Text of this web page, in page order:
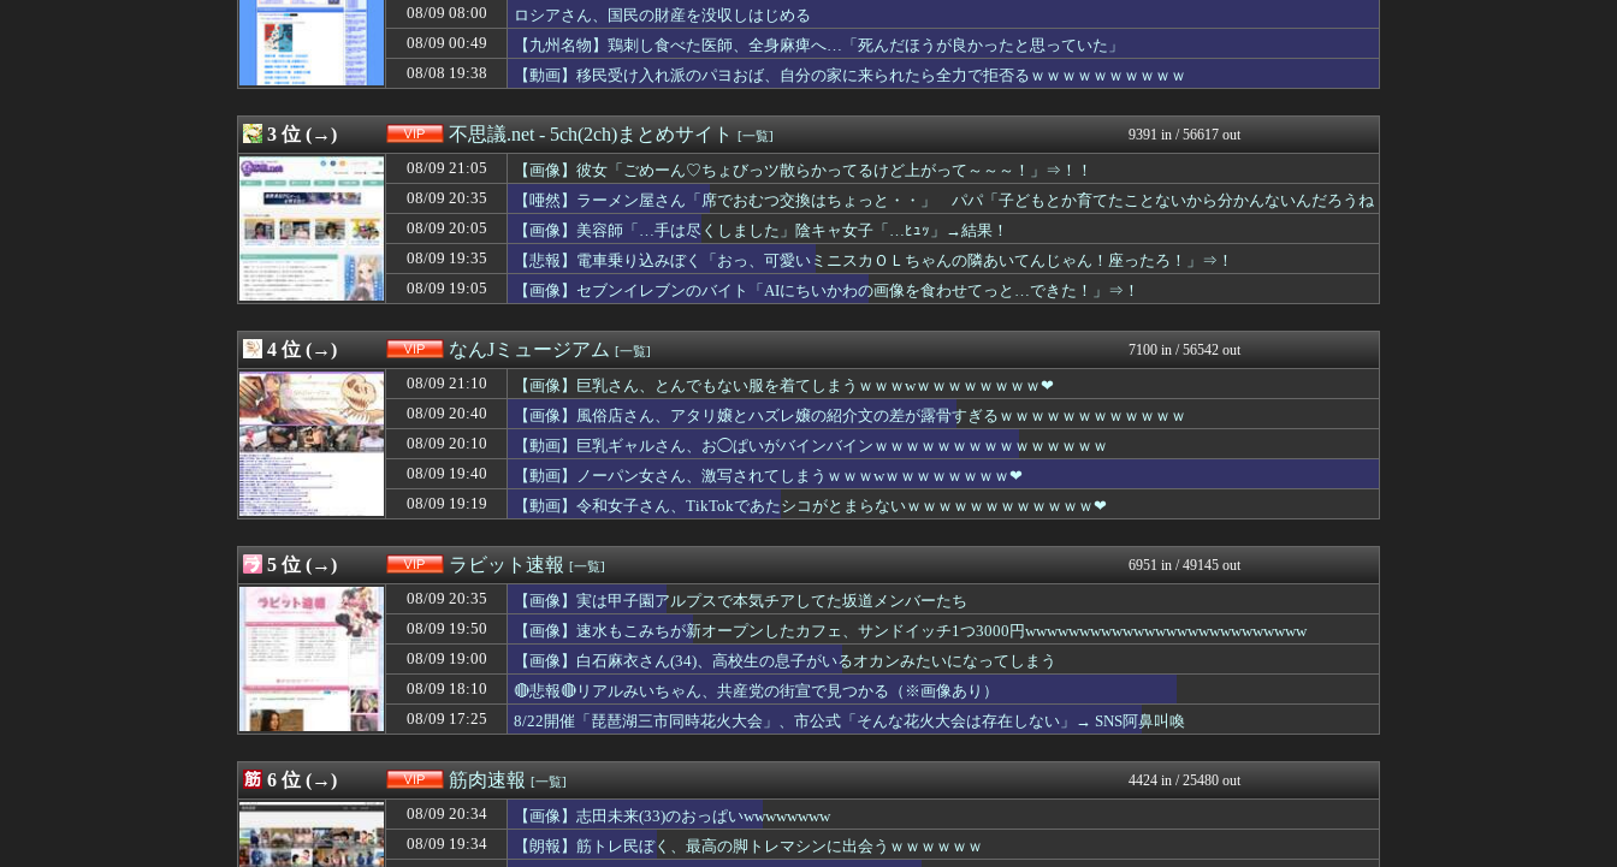
08/09 20:20
帰省ワイの1日、犬の散歩→パチスロ これしかない
08/09 20:18
【画像】栃木の田舎っぺJK、かわいい
妹はVIPPER
08/09 20:18
【衝撃】ロシアさん、国民の財産を没収しはじめるｗｗｗｗｗ
NEWSぽけまとめーる
08/09 20:15
【画像】最近のアラフィフ女性、限界突破してしまうWWWW
まとめCUP
08/09 20:10
ドイツ空港のウクライナ支援機を狙った軍用爆弾ドローン、空港職員が蹴り落として偶...
ゴールデンタイムズ
08/09 20:10
【動画】巨乳ギャルさん、お◯ぱいがバインバインｗｗｗｗｗｗｗｗｗｗｗｗｗｗｗ
なんJミュージアム
08/09 20:09
記録的猛暑の欧州、ドナウ川の水位が低下してマンモスの骨や沈没したドイツ軍の戦艦...
08/09 20:09
【悲報】名探偵プリキュア、前作から売上が10億円ダウンwwwwwwwww
ぶる速-VIP
08/09 20:06
【動画】海外の変態、レベチｗｗｗｗｗｗｗ
まにゅそく 2chまとめニ...
08/09 20:05
【画像】美容師「…手は尽くしました」陰キャ女子「…ﾋｭｯ」→結果！
08/09 20:03
【わかる】セクシー女優が整形して復活すると萎えるよな(´・ω:;.:...
Zチャンネル＠VIP
08/09 20:02
【画像】Hカップグラドル「どんな私も愛してね❤」
いたしん！
08/09 20:00
本来悪い意味じゃないのにもはやマイナスイメージしかない言葉ｗｗｗ
ネラーボイス
08/09 20:00
内部破損した水筒に酸性飲料を入れると金属が溶け出し身体を壊す「古い水筒は新品に...
【2ch】ニュー速クオリテ...
08/09 20:00
【画像】札幌の激安居酒屋来たから実況するで【実況】
2chまとめ・読み物・長編...
08/09 20:00
【ネット史】「鏡の中のアクトレス事件」夫は正しかったのに、なぜ喧嘩は終わらなか...
08/09 20:00
謎の勢力「AI発展したらお前らは皆クビになるわ」→未だかつてAIのせいで失業し...
VIPワイドガイド
08/09 20:00
謎の勢力「AI発展したらお前らは皆クビになるわ」→未だかつてAIのせいで失業し...
(*ﾟ∀ﾟ)ゞカガクニュー...
08/09 19:58
【鬼ｼｺ画像】巨乳ババア先輩(33)、休日にセフレ男とのセク口スでイキまくって...
08/09 19:51
デッドプールの勝利セリフ、酷すぎるｗｗｗｗｗｗｗｗｗｗ
08/09 19:50
【悲報】速水もこみちが新オープンしたカフェ、サンドイッチ1つ3000円ｗｗｗｗ...
VIPPER速報
08/09 19:50
【画像】速水もこみちが新オープンしたカフェ、サンドイッチ1つ3000円wwww...
08/09 19:45
佐倉綾音(32)、悠木碧（34）、早見沙織（35）←ここら辺の独身ベテラン声優...
VIPワイドガイド
08/09 19:44
【朗報】秋田県、オイルマネーが転がり込んでガチで東北最強へｗｗｗｗｗｗｗｗｗｗ...
働くモノニュース : 人生...
08/09 19:40
【動画】ノーパン女さん、激写されてしまうｗｗｗwｗｗｗｗｗｗｗｗ❤
08/09 19:40
車で要らない装備、「電動シート」に決まる・・・ｗ
スコールちゃんねる｜２ちゃ...
08/09 19:36
空調服やスポドリを完備していた50代男性、熱中症で死亡
ゴールデンタイムズ
08/09 19:35
【悲報】電車乗り込みぼく「おっ、可愛いミニスカＯＬちゃんの隣あいてんじゃん！座...
08/09 19:34
【朗報】筋トレ民ぼく、最高の脚トレマシンに出会うｗｗｗｗｗｗ
08/09 19:32
【画像】ビリー・アイリッシュ(24)さん、ライブでマンスジが見える衣装を着て炎...
いたしん！
08/09 19:30
シカ「全部喰った」 祭り中止10へ
キニ速
08/09 19:27
【悲報】FIFA会長、UEFAが許してくれなくて詰む・・・
08/09 19:25
【驚愕】医者「妊娠は難しい身体」彼女「うぅ…」ワイ「（やった！）」→wwww
バズッター速報
08/09 19:19
【動画】令和女子さん、TikTokであたシコがとまらないｗｗｗｗｗｗｗｗｗｗｗ...
08/09 19:15
彼女のまんこに異変おきたwww
まとめCUP
08/09 19:10
【ＧＩＦ】仙台育英の女子マネ、神聖な甲子園でウインクをしてしまうｗｗｗ
スコールちゃんねる｜２ちゃ...
08/09 08:00
ロシアさん、国民の財産を没収しはじめる
08/09 00:49
【九州名物】鶏刺し食べた医師、全身麻痺へ…「死んだほうが良かったと思っていた」
08/08 19:38
【動画】移民受け入れ派のパヨおば、自分の家に来られたら全力で拒否るｗｗｗｗｗｗｗｗｗｗ
3 位 (→) 不思議.net - 5ch(2ch)まとめサイト [一覧] 9391 in / 56617 out
08/09 21:05
【画像】彼女「ごめーん♡ちょびっツ散らかってるけど上がって～～～！」⇒！！
08/09 20:35
【唖然】ラーメン屋さん「席でおむつ交換はちょっと・・」 パパ「子どもとか育てたことないから分かんないんだろうね
ｗ」⇒！！！
08/09 20:05
【画像】美容師「…手は尽くしました」陰キャ女子「…ﾋｭｯ」→結果！
08/09 19:35
【悲報】電車乗り込みぼく「おっ、可愛いミニスカＯＬちゃんの隣あいてんじゃん！座ったろ！」⇒！
08/09 19:05
【画像】セブンイレブンのバイト「AIにちいかわの画像を食わせてっと…できた！」⇒！
4 位 (→) なんJミュージアム [一覧] 7100 in / 56542 out
08/09 21:10
【画像】巨乳さん、とんでもない服を着てしまうｗｗｗwｗｗｗｗｗｗｗｗ❤
08/09 20:40
【画像】風俗店さん、アタリ嬢とハズレ嬢の紹介文の差が露骨すぎるｗｗｗｗｗｗｗｗｗｗｗｗ
08/09 20:10
【動画】巨乳ギャルさん、お◯ぱいがバインバインｗｗｗｗｗｗｗｗｗｗｗｗｗｗｗ
08/09 19:40
【動画】ノーパン女さん、激写されてしまうｗｗｗwｗｗｗｗｗｗｗｗ❤
08/09 19:19
【動画】令和女子さん、TikTokであたシコがとまらないｗｗｗｗｗｗｗｗｗｗｗｗ❤
5 位 (→) ラビット速報 [一覧] 6951 in / 49145 out
08/09 20:35
【画像】実は甲子園アルプスで本気チアしてた坂道メンバーたち
08/09 19:50
【画像】速水もこみちが新オープンしたカフェ、サンドイッチ1つ3000円wwwwwwwwwwwwwwwwwwwwwwwwww
08/09 19:00
【画像】白石麻衣さん(34)、高校生の息子がいるオカンみたいになってしまう
08/09 18:10
🔴悲報🔴リアルみいちゃん、共産党の街宣で見つかる（※画像あり）
08/09 17:25
8/22開催「琵琶湖三市同時花火大会」、市公式「そんな花火大会は存在しない」→ SNS阿鼻叫喚
6 位 (→) 筋肉速報 [一覧] 4424 in / 25480 out
08/09 20:34
【画像】志田未来(33)のおっぱいwwwwwwww
08/09 19:34
【朗報】筋トレ民ぼく、最高の脚トレマシンに出会うｗｗｗｗｗｗ